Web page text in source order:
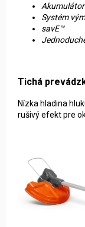
Systém
savE™
Tichá
Nízka hladina
rušivý efekt pre